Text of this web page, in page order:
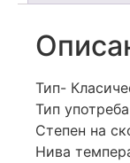
Тип-
Тип
Степен на
Нива